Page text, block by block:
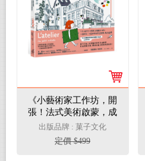
《小藝術家工作坊，開
張！法式美術啟蒙，成
功燃起你的畫畫夢》(中
文版獨家附贈創意練習
卡共兩款)
出版品牌 : 菓子文化
定價 $499